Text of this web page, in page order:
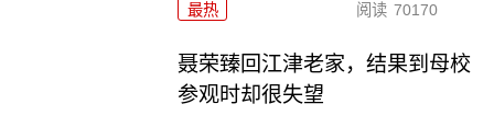
最热 阅读 70170
聂荣臻回江津老家，结果到母校
参观时却很失望